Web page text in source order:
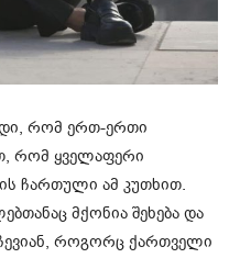
რომ ერთ-ერთი
რომ ყველაფერი
ჩართული ამ კუთხით.
მქონია შეხება და
როგორც ქართველი